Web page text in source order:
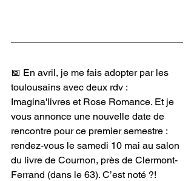
📅 En avril, je me fais adopter par les
toulousains avec deux rdv :
Imagina'livres et Rose Romance. Et je
vous annonce une nouvelle date de
rencontre pour ce premier semestre :
rendez-vous le samedi 10 mai au salon
du livre de Cournon, près de Clermont-
Ferrand (dans le 63). C’est noté ?!